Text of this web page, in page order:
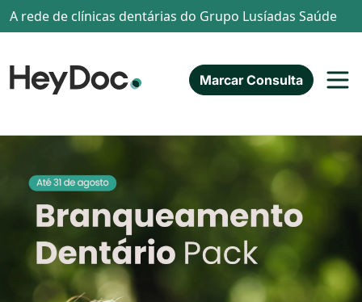
Passar para o conteúdo principal
A rede de clínicas dentárias do Grupo Lusíadas Saúde
Marcar Consulta